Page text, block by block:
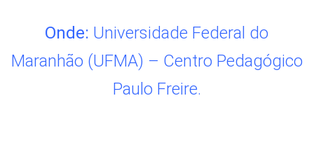
Onde: Universidade Federal do
Maranhão (UFMA) – Centro Pedagógico
Paulo Freire.